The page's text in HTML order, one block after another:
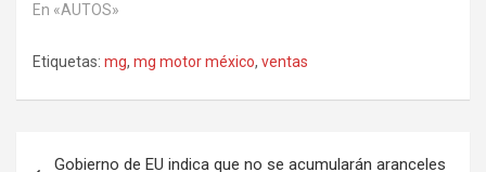
En «AUTOS»
Etiquetas: mg, mg motor méxico, ventas
Gobierno de EU indica que no se acumularán aranceles